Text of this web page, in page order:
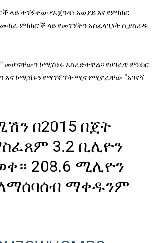
ላይ ተገኝተው የአጀንዳ፣ አወያይ እና የምክክር
ምክክሮች ላይ የመገኘትን አስፈላጊነት ሲያስረዱ
ኮሚሽነሩ አስረድተዋል። የሀገራዊ ምክክር
እና ኮሚሽኑን የማገኛኘት ሚና የሚኖራቸው “አገናኝ
በ2015 በጀት
3.2 ቢሊዮን
208.6 ሚሊዮን
ማቀዱንም